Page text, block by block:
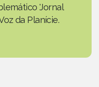
'Jornal
da Planície.